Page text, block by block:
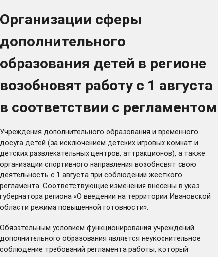
Организации сферы
дополнительного
образования детей в регионе
возобновят работу с 1 августа
в соответствии с регламентом
Учреждения дополнительного образования и временного
досуга детей (за исключением детских игровых комнат и
детских развлекательных центров, аттракционов), а также
организации спортивного направления возобновят свою
деятельность с 1 августа при соблюдении жесткого
регламента. Соответствующие изменения внесены в указ
губернатора региона «О введении на территории Ивановской
области режима повышенной готовности».
Обязательным условием функционирования учреждений
дополнительного образования является неукоснительное
соблюдение требований регламента работы, который